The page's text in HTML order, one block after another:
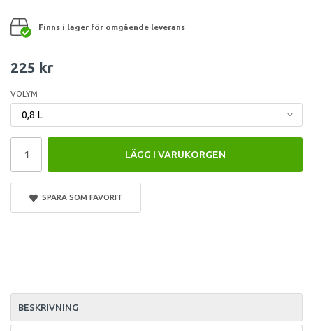
Finns i lager för omgående leverans
225 kr
VOLYM
LÄGG I VARUKORGEN
SPARA SOM FAVORIT
BESKRIVNING